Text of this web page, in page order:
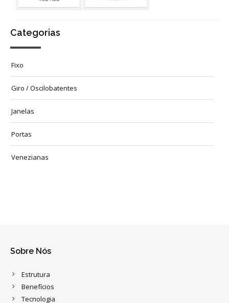
Categorias
Fixo
Giro / Oscilobatentes
Janelas
Portas
Venezianas
Sobre Nós
Estrutura
Benefícios
Tecnologia